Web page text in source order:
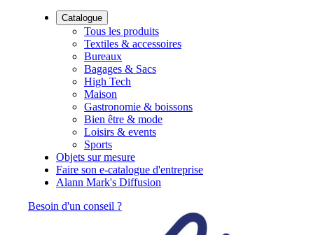
Catalogue
Tous les produits
Textiles & accessoires
Bureaux
Bagages & Sacs
High Tech
Maison
Gastronomie & boissons
Bien être & mode
Loisirs & events
Sports
Objets sur mesure
Faire son e-catalogue d'entreprise
Alann Mark's Diffusion
Besoin d'un conseil ?